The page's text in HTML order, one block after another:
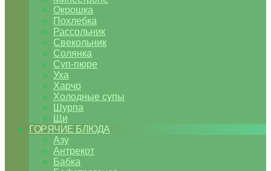
Окрошка
Похлебка
Рассольник
Свекольник
Солянка
Суп-пюре
Уха
Харчо
Холодные супы
Шурпа
Щи
ГОРЯЧИЕ БЛЮДА
Азу
Антрекот
Бабка